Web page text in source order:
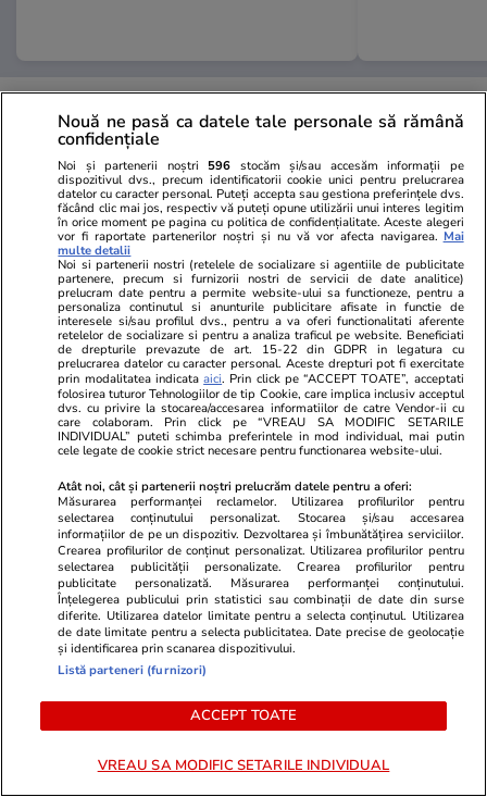
PROMO
Advertorial
Smart is the new chic: Cum ne
ajută tehnologia să ne reinventăm
Advertorial
Înscrie-te
voucher de
PARTENERI
Nouă ne pasă ca datele tale personale să rămână
confidențiale
Noi și partenerii noștri 596 stocăm și/sau accesăm informații pe
dispozitivul dvs., precum identificatorii cookie unici pentru prelucrarea
datelor cu caracter personal. Puteți accepta sau gestiona preferințele dvs.
făcând clic mai jos, respectiv vă puteți opune utilizării unui interes legitim
în orice moment pe pagina cu politica de confidențialitate. Aceste alegeri
vor fi raportate partenerilor noștri și nu vă vor afecta navigarea. Mai
multe detalii
Noi si partenerii nostri (retelele de socializare si agentiile de publicitate
partenere, precum si furnizorii nostri de servicii de date analitice)
prelucram date pentru a permite website-ului sa functioneze, pentru a
personaliza continutul si anunturile publicitare afisate in functie de
interesele si/sau profilul dvs., pentru a va oferi functionalitati aferente
retelelor de socializare si pentru a analiza traficul pe website. Beneficiati
de drepturile prevazute de art. 15-22 din GDPR in legatura cu
prelucrarea datelor cu caracter personal. Aceste drepturi pot fi exercitate
prin modalitatea indicataaici. Prin click pe “ACCEPT TOATE”, acceptati
folosirea tuturor Tehnologiilor de tip Cookie, care implica inclusiv acceptul
dvs. cu privire la stocarea/accesarea informatiilor de catre Vendor-ii cu
care colaboram. Prin click pe “VREAU SA MODIFIC SETARILE
INDIVIDUAL” puteti schimba preferintele in mod individual, mai putin
cele legate de cookie strict necesare pentru functionarea website-ului.
Atât noi, cât și partenerii noștri prelucrăm datele pentru a oferi:
Măsurarea performanței reclamelor. Utilizarea profilurilor pentru
selectarea conținutului personalizat. Stocarea și/sau accesarea
informațiilor de pe un dispozitiv. Dezvoltarea și îmbunătățirea serviciilor.
Crearea profilurilor de conținut personalizat. Utilizarea profilurilor pentru
selectarea publicității personalizate. Crearea profilurilor pentru
publicitate personalizată. Măsurarea performanței conținutului.
Înțelegerea publicului prin statistici sau combinații de date din surse
diferite. Utilizarea datelor limitate pentru a selecta conținutul. Utilizarea
de date limitate pentru a selecta publicitatea. Date precise de geolocație
și identificarea prin scanarea dispozitivului.
Listă parteneri (furnizori)
ACCEPT TOATE
VREAU SA MODIFIC SETARILE INDIVIDUAL